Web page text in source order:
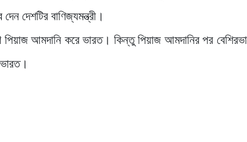
দেশটির বাণিজ্যমন্ত্রী।
পিয়াজ আমদানি করে ভারত। কিন্তু পিয়াজ আমদানির পর